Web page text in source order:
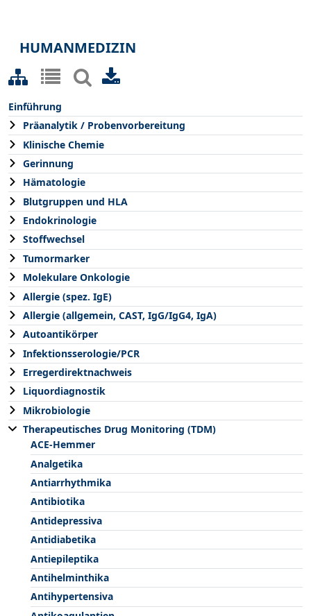
HUMANMEDIZIN
Einführung
Präanalytik / Probenvorbereitung
Klinische Chemie
Gerinnung
Hämatologie
Blutgruppen und HLA
Endokrinologie
Stoffwechsel
Tumormarker
Molekulare Onkologie
Allergie (spez. IgE)
Allergie (allgemein, CAST, IgG/IgG4, IgA)
Autoantikörper
Infektionsserologie/PCR
Erregerdirektnachweis
Liquordiagnostik
Mikrobiologie
Therapeutisches Drug Monitoring (TDM)
ACE-Hemmer
Analgetika
Antiarrhythmika
Antibiotika
Antidepressiva
Antidiabetika
Antiepileptika
Antihelminthika
Antihypertensiva